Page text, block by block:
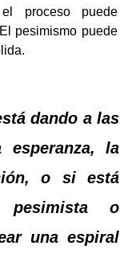
proceso puede
pesimismo puede
dando a las
esperanza, la
o si está
pesimista o
una espiral